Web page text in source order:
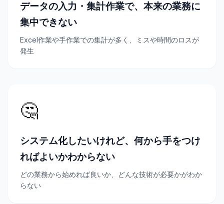
データの入力・集計作業で、本来の業務に
集中できない
Excel作業や手作業での集計が多く、ミスや時間のロスが
発生
🤔
システム化したいけれど、何から手をつけ
ればよいかわからない
どの業務から始めれば良いか、どんな技術が必要かがわか
らない